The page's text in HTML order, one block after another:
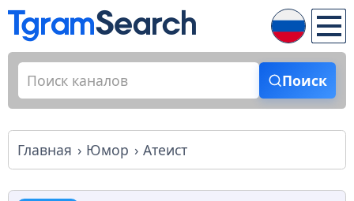
Поиск
Главная Юмор Атеист